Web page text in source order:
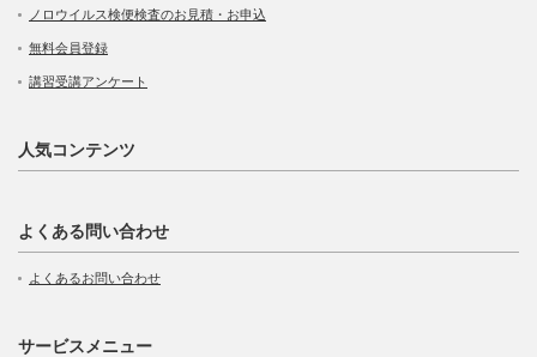
ノロウイルス検便検査のお見積・お申込
無料会員登録
講習受講アンケート
人気コンテンツ
よくある問い合わせ
よくあるお問い合わせ
サービスメニュー